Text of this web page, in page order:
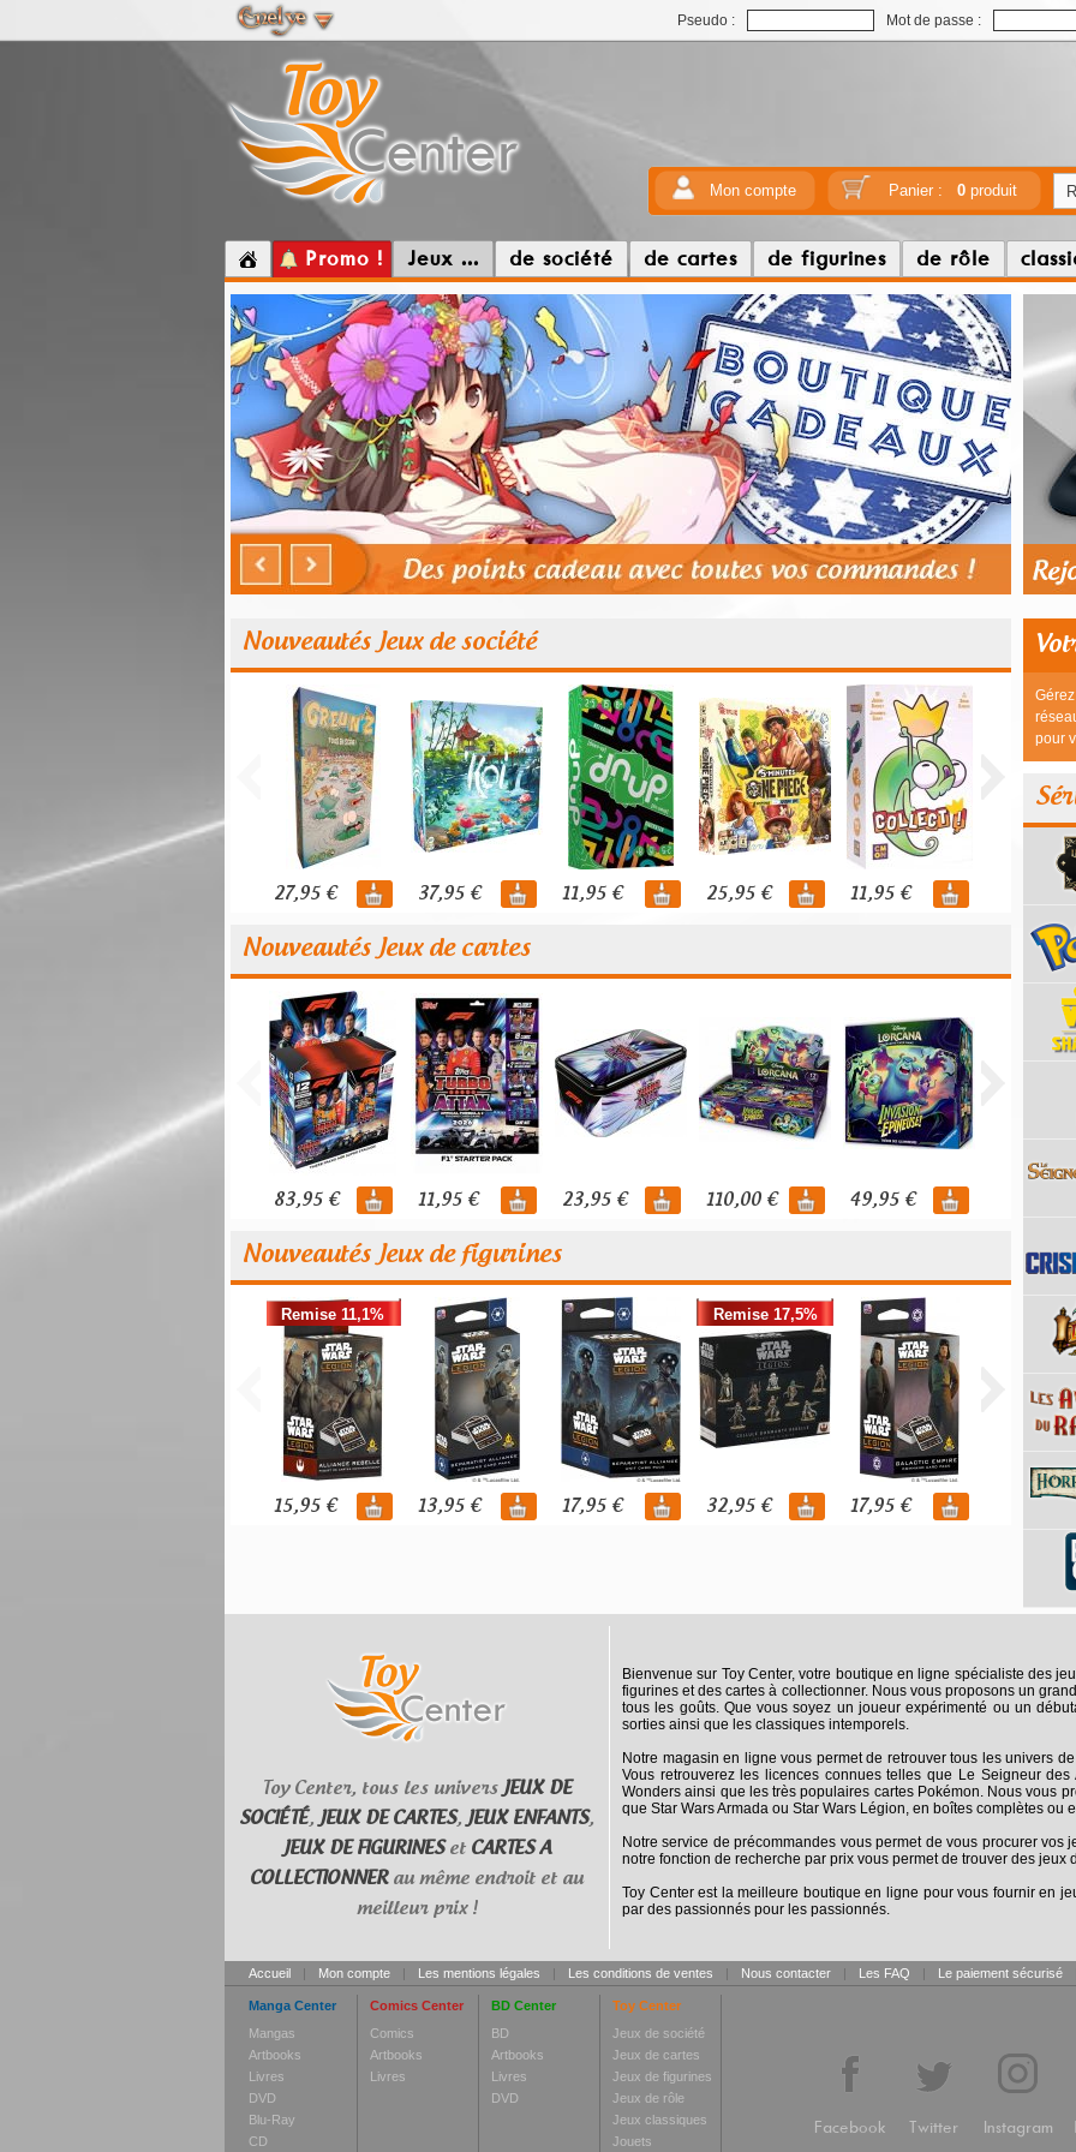
Pseudo : Mot de passe :
Mon compte Panier : 0produit
Promo ! Jeux ... de société de cartes de figurines de rôle
Nouveautés Jeux de société
27,95 € 37,95 € 11,95 € 25,95 € 11,95 €
Nouveautés Jeux de cartes
83,95 € 11,95 € 23,95 € 110,00 € 49,95 €
Nouveautés Jeux de figurines
Remise 11,1%
15,95 € 13,95 € 17,95 €
Remise 17,5%
32,95 € 17,95 €
pour
Toy Center, tous les univers JEUX DE
SOCIÉTÉ, JEUX DE CARTES, JEUX ENFANTS,
JEUX DE FIGURINESet CARTES A
COLLECTIONNERau même endroit et au
meilleur prix !
Bienvenue sur Toy Center, votre boutique en ligne spécialiste des
figurines et des cartes à collectionner. Nous vous proposons un
tous les goûts. Que vous soyez un joueur expérimenté ou un
sorties ainsi que les classiques intemporels.
Notre magasin en ligne vous permet de retrouver tous les univers
Vous retrouverez les licences connues telles que Le Seigneur
Wonders ainsi que les très populaires cartes Pokémon. Nous vous
que Star Wars Armada ou Star Wars Légion, en boîtes complètes ou
Notre service de précommandes vous permet de vous procurer vos
notre fonction de recherche par prix vous permet de trouver des jeux
Toy Center est la meilleure boutique en ligne pour vous fournir en
par des passionnés pour les passionnés.
Accueil | Mon compte | Les mentions légales | Les conditions de ventes | Nous contacter | Les FAQ | Le paiement sécurisé
Manga Center
Mangas
Artbooks
Livres
DVD
Blu-Ray
CD
Comics Center
Comics
Artbooks
Livres
BD Center
BD
Artbooks
Livres
DVD
Toy Center
Jeux de société
Jeux de cartes
Jeux de figurines
Jeux de rôle
Jeux classiques
Jouets
Facebook Twitter Instagram